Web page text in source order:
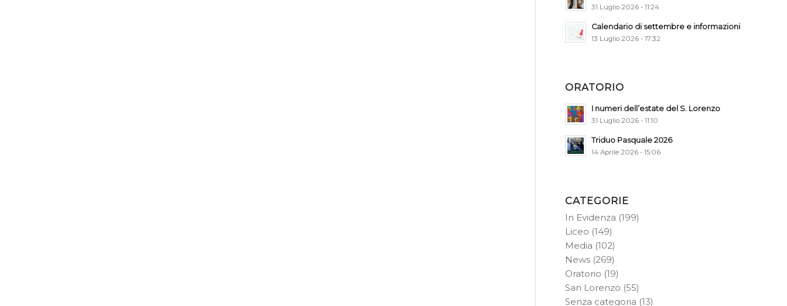
31 Luglio 2026 - 11:24
Calendario di settembre e informazioni
13 Luglio 2026 - 17:32
ORATORIO
I numeri dell’estate del S. Lorenzo
31 Luglio 2026 - 11:10
Triduo Pasquale 2026
14 Aprile 2026 - 15:06
CATEGORIE
In Evidenza (199)
Liceo (149)
Media (102)
News (269)
Oratorio (19)
San Lorenzo (55)
Senza categoria (13)